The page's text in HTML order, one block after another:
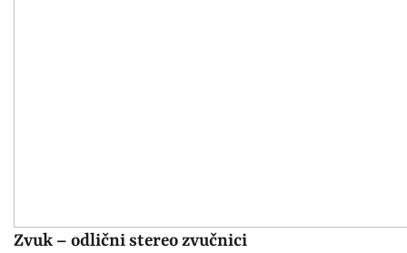
Zvuk – odlični stereo zvučnici